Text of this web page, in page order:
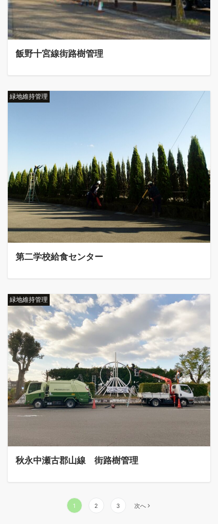
飯野十宮線街路樹管理
緑地維持管理
第二学校給食センター
緑地維持管理
秋永中瀬古郡山線 街路樹管理
1 2 3 次へ